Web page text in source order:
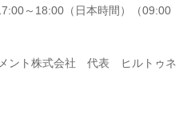
～18:00（日本時間）（09:00
ント株式会社 代表 ヒルトゥネ